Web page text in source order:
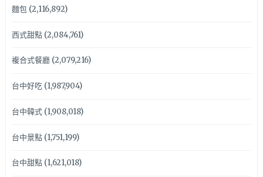
麵包(2,116,892)
西式甜點(2,084,761)
複合式餐廳(2,079,216)
台中好吃(1,987,904)
台中韓式(1,908,018)
台中景點(1,751,199)
台中甜點(1,621,018)